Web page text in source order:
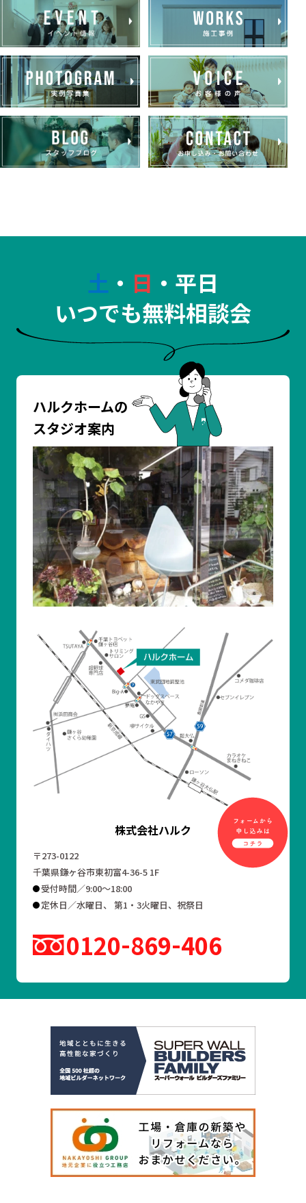
土 ・ 日 ・平日
いつでも無料相談会
ハルクホームの
スタジオ案内
株式会社ハルク
〒273-0122
千葉県鎌ヶ谷市東初富4-36-5 1F
受付時間／9:00～18:00
定休日／水曜日、 第1・3火曜日、祝祭日
0120 869 406